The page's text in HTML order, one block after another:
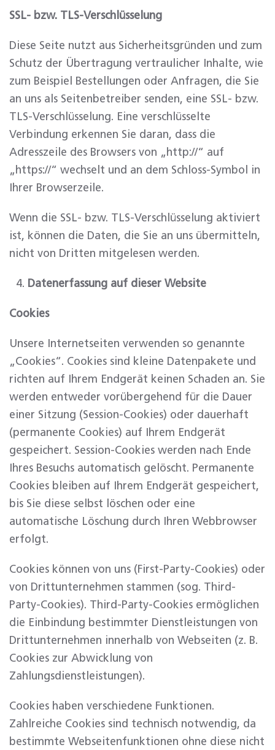
SSL- bzw. TLS-Verschlüsselung
Diese Seite nutzt aus Sicherheitsgründen und zum
Schutz der Übertragung vertraulicher Inhalte, wie
zum Beispiel Bestellungen oder Anfragen, die Sie
an uns als Seitenbetreiber senden, eine SSL- bzw.
TLS-Verschlüsselung. Eine verschlüsselte
Verbindung erkennen Sie daran, dass die
Adresszeile des Browsers von „http://“ auf
„https://“ wechselt und an dem Schloss-Symbol in
Ihrer Browserzeile.
Wenn die SSL- bzw. TLS-Verschlüsselung aktiviert
ist, können die Daten, die Sie an uns übermitteln,
nicht von Dritten mitgelesen werden.
Datenerfassung auf dieser Website
Cookies
Unsere Internetseiten verwenden so genannte
„Cookies“. Cookies sind kleine Datenpakete und
richten auf Ihrem Endgerät keinen Schaden an. Sie
werden entweder vorübergehend für die Dauer
einer Sitzung (Session-Cookies) oder dauerhaft
(permanente Cookies) auf Ihrem Endgerät
gespeichert. Session-Cookies werden nach Ende
Ihres Besuchs automatisch gelöscht. Permanente
Cookies bleiben auf Ihrem Endgerät gespeichert,
bis Sie diese selbst löschen oder eine
automatische Löschung durch Ihren Webbrowser
erfolgt.
Cookies können von uns (First-Party-Cookies) oder
von Drittunternehmen stammen (sog. Third-
Party-Cookies). Third-Party-Cookies ermöglichen
die Einbindung bestimmter Dienstleistungen von
Drittunternehmen innerhalb von Webseiten (z. B.
Cookies zur Abwicklung von
Zahlungsdienstleistungen).
Cookies haben verschiedene Funktionen.
Zahlreiche Cookies sind technisch notwendig, da
bestimmte Webseitenfunktionen ohne diese nicht